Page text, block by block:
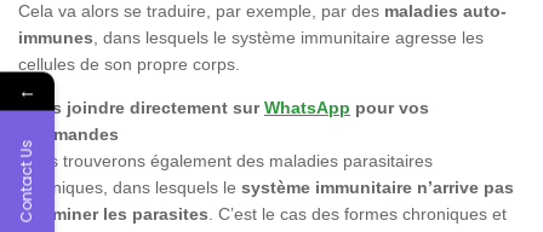
Cela va alors se traduire, par exemple, par des maladies auto-
immunes , dans lesquels le système immunitaire agresse les
cellules de son propre corps.
Nous joindre directement surWhatsApp pour vos
commandes
Nous trouverons également des maladies parasitaires
chroniques, dans lesquels le système immunitaire n’arrive pas
à éliminer les parasites . C’est le cas des formes chroniques et
←
Contact Us